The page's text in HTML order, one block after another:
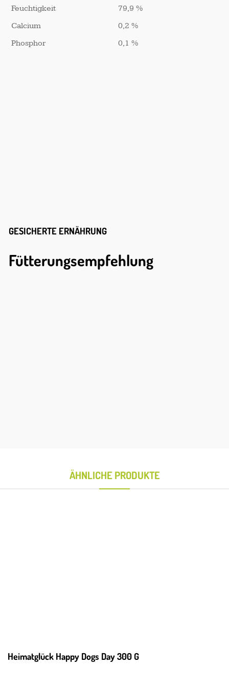
Feuchtigkeit
79,9 %
Calcium
0,2 %
Phosphor
0,1 %
GESICHERTE ERNÄHRUNG
Fütterungsempfehlung
ÄHNLICHE PRODUKTE
Heimatglück Happy Dogs Day 300 G